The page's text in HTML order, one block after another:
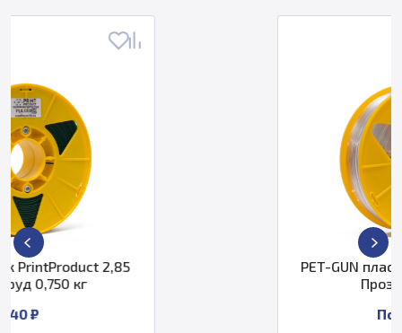
PET-GUN пластик PrintProduct 2,85